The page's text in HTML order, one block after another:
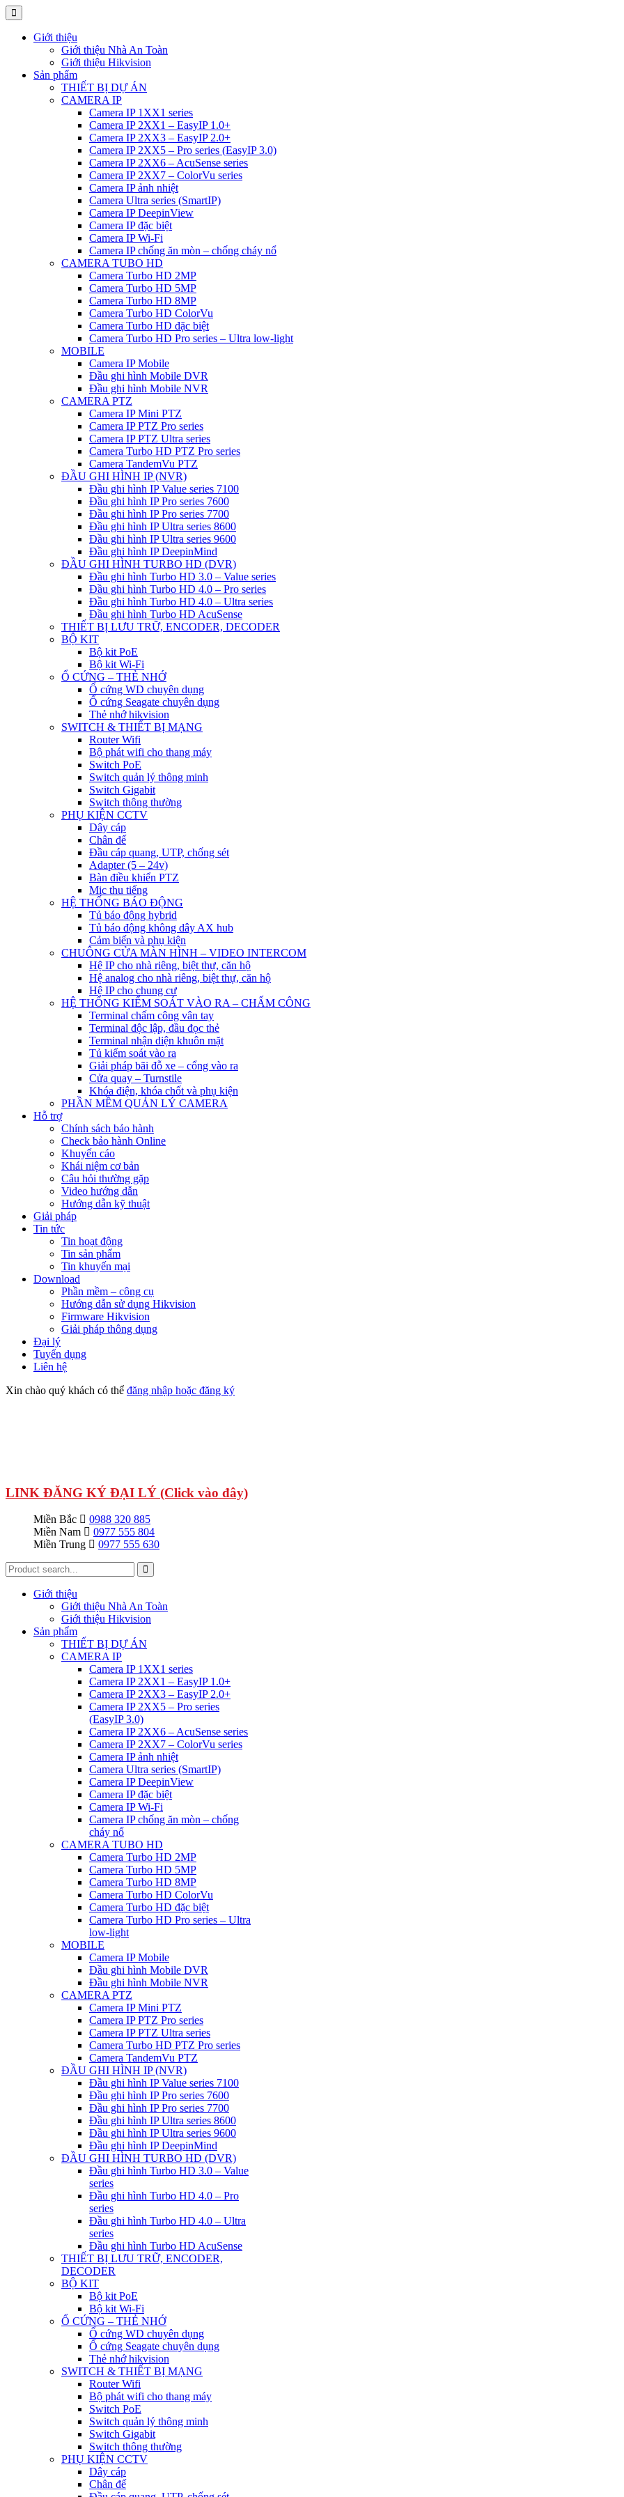
Giới thiệu
Giới thiệu Nhà An Toàn
Giới thiệu Hikvision
Sản phẩm
THIẾT BỊ DỰ ÁN
CAMERA IP
Camera IP 1XX1 series
Camera IP 2XX1 – EasyIP 1.0+
Camera IP 2XX3 – EasyIP 2.0+
Camera IP 2XX5 – Pro series (EasyIP 3.0)
Camera IP 2XX6 – AcuSense series
Camera IP 2XX7 – ColorVu series
Camera IP ảnh nhiệt
Camera Ultra series (SmartIP)
Camera IP DeepinView
Camera IP đặc biệt
Camera IP Wi-Fi
Camera IP chống ăn mòn – chống cháy nổ
CAMERA TUBO HD
Camera Turbo HD 2MP
Camera Turbo HD 5MP
Camera Turbo HD 8MP
Camera Turbo HD ColorVu
Camera Turbo HD đặc biệt
Camera Turbo HD Pro series – Ultra low-light
MOBILE
Camera IP Mobile
Đầu ghi hình Mobile DVR
Đầu ghi hình Mobile NVR
CAMERA PTZ
Camera IP Mini PTZ
Camera IP PTZ Pro series
Camera IP PTZ Ultra series
Camera Turbo HD PTZ Pro series
Camera TandemVu PTZ
ĐẦU GHI HÌNH IP (NVR)
Đầu ghi hình IP Value series 7100
Đầu ghi hình IP Pro series 7600
Đầu ghi hình IP Pro series 7700
Đầu ghi hình IP Ultra series 8600
Đầu ghi hình IP Ultra series 9600
Đầu ghi hình IP DeepinMind
ĐẦU GHI HÌNH TURBO HD (DVR)
Đầu ghi hình Turbo HD 3.0 – Value series
Đầu ghi hình Turbo HD 4.0 – Pro series
Đầu ghi hình Turbo HD 4.0 – Ultra series
Đầu ghi hình Turbo HD AcuSense
THIẾT BỊ LƯU TRỮ, ENCODER, DECODER
BỘ KIT
Bộ kit PoE
Bộ kit Wi-Fi
Ổ CỨNG – THẺ NHỚ
Ổ cứng WD chuyên dụng
Ổ cứng Seagate chuyên dụng
Thẻ nhớ hikvision
SWITCH & THIẾT BỊ MẠNG
Router Wifi
Bộ phát wifi cho thang máy
Switch PoE
Switch quản lý thông minh
Switch Gigabit
Switch thông thường
PHỤ KIỆN CCTV
Dây cáp
Chân đế
Đầu cáp quang, UTP, chống sét
Adapter (5 – 24v)
Bàn điều khiển PTZ
Mic thu tiếng
HỆ THỐNG BÁO ĐỘNG
Tủ báo động hybrid
Tủ báo động không dây AX hub
Cảm biến và phụ kiện
CHUÔNG CỬA MÀN HÌNH – VIDEO INTERCOM
Hệ IP cho nhà riêng, biệt thự, căn hộ
Hệ analog cho nhà riêng, biệt thự, căn hộ
Hệ IP cho chung cư
HỆ THỐNG KIỂM SOÁT VÀO RA – CHẤM CÔNG
Terminal chấm công vân tay
Terminal độc lập, đầu đọc thẻ
Terminal nhận diện khuôn mặt
Tủ kiểm soát vào ra
Giải pháp bãi đỗ xe – cổng vào ra
Cửa quay – Turnstile
Khóa điện, khóa chốt và phụ kiện
PHẦN MỀM QUẢN LÝ CAMERA
Hỗ trợ
Chính sách bảo hành
Check bảo hành Online
Khuyến cáo
Khái niệm cơ bản
Câu hỏi thường gặp
Video hướng dẫn
Hướng dẫn kỹ thuật
Giải pháp
Tin tức
Tin hoạt động
Tin sản phẩm
Tin khuyến mại
Download
Phần mềm – công cụ
Hướng dẫn sử dụng Hikvision
Firmware Hikvision
Giải pháp thông dụng
Đại lý
Tuyển dụng
Liên hệ
Xin chào quý khách có thể đăng nhập hoặc đăng ký
LINK ĐĂNG KÝ ĐẠI LÝ (Click vào đây)
Miền Bắc
0988 320 885
Miền Nam
0977 555 804
Miền Trung
0977 555 630
Giới thiệu
Giới thiệu Nhà An Toàn
Giới thiệu Hikvision
Sản phẩm
THIẾT BỊ DỰ ÁN
CAMERA IP
Camera IP 1XX1 series
Camera IP 2XX1 – EasyIP 1.0+
Camera IP 2XX3 – EasyIP 2.0+
Camera IP 2XX5 – Pro series
(EasyIP 3.0)
Camera IP 2XX6 – AcuSense series
Camera IP 2XX7 – ColorVu series
Camera IP ảnh nhiệt
Camera Ultra series (SmartIP)
Camera IP DeepinView
Camera IP đặc biệt
Camera IP Wi-Fi
Camera IP chống ăn mòn – chống
cháy nổ
CAMERA TUBO HD
Camera Turbo HD 2MP
Camera Turbo HD 5MP
Camera Turbo HD 8MP
Camera Turbo HD ColorVu
Camera Turbo HD đặc biệt
Camera Turbo HD Pro series – Ultra
low-light
MOBILE
Camera IP Mobile
Đầu ghi hình Mobile DVR
Đầu ghi hình Mobile NVR
CAMERA PTZ
Camera IP Mini PTZ
Camera IP PTZ Pro series
Camera IP PTZ Ultra series
Camera Turbo HD PTZ Pro series
Camera TandemVu PTZ
ĐẦU GHI HÌNH IP (NVR)
Đầu ghi hình IP Value series 7100
Đầu ghi hình IP Pro series 7600
Đầu ghi hình IP Pro series 7700
Đầu ghi hình IP Ultra series 8600
Đầu ghi hình IP Ultra series 9600
Đầu ghi hình IP DeepinMind
ĐẦU GHI HÌNH TURBO HD (DVR)
Đầu ghi hình Turbo HD 3.0 – Value
series
Đầu ghi hình Turbo HD 4.0 – Pro
series
Đầu ghi hình Turbo HD 4.0 – Ultra
series
Đầu ghi hình Turbo HD AcuSense
THIẾT BỊ LƯU TRỮ, ENCODER,
DECODER
BỘ KIT
Bộ kit PoE
Bộ kit Wi-Fi
Ổ CỨNG – THẺ NHỚ
Ổ cứng WD chuyên dụng
Ổ cứng Seagate chuyên dụng
Thẻ nhớ hikvision
SWITCH & THIẾT BỊ MẠNG
Router Wifi
Bộ phát wifi cho thang máy
Switch PoE
Switch quản lý thông minh
Switch Gigabit
Switch thông thường
PHỤ KIỆN CCTV
Dây cáp
Chân đế